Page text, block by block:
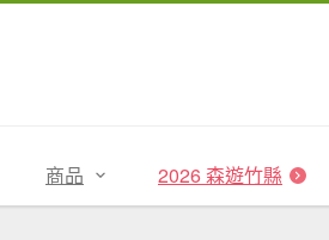
商品 2026 森遊竹縣